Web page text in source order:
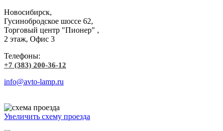
Новосибирск,
Гусинобродское шоссе 62,
Торговый центр "Пионер" ,
2 этаж, Офис 3
Телефоны:
+7 (383) 200-36-12
info@avto-lamp.ru
Увеличить схему проезда